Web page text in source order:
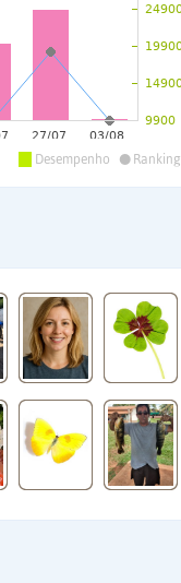
Desempenho •
Ranking